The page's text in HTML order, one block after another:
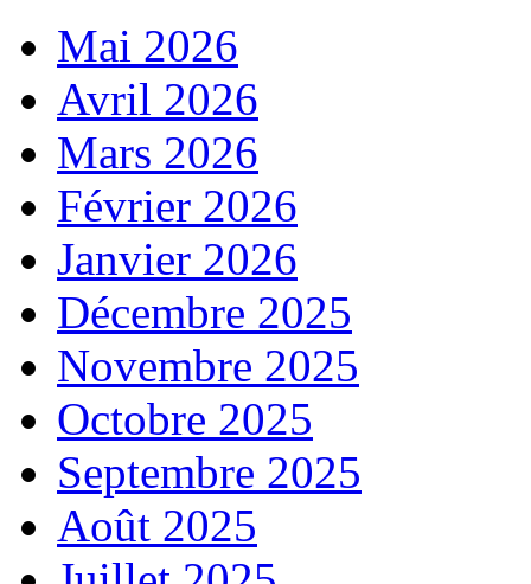
Mai 2026
Avril 2026
Mars 2026
Février 2026
Janvier 2026
Décembre 2025
Novembre 2025
Octobre 2025
Septembre 2025
Août 2025